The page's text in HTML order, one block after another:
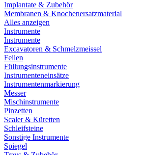
Implantate & Zubehör
Membranen & Knochenersatzmaterial
Alles anzeigen
Instrumente
Instrumente
Excavatoren & Schmelzmeissel
Feilen
Füllungsinstrumente
Instrumenteneinsätze
Instrumentenmarkierung
Messer
Mischinstrumente
Pinzetten
Scaler & Küretten
Schleifsteine
Sonstige Instrumente
Spiegel